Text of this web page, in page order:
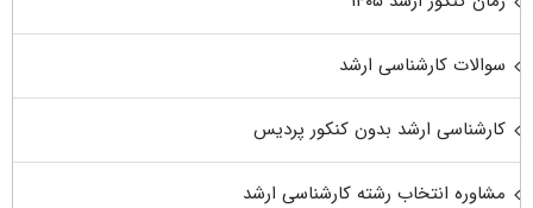
سوالات کارشناسی ارشد
کارشناسی ارشد بدون کنکور پردیس
مشاوره انتخاب رشته کارشناسی ارشد